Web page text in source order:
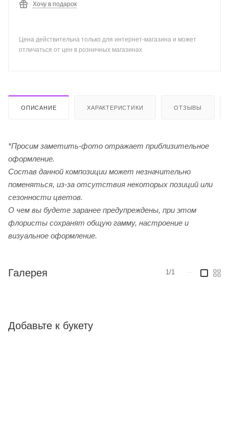
Хочу в подарок
Цена действительна только для интернет-магазина и может
отличаться от цен в розничных магазинах
ОПИСАНИЕ ХАРАКТЕРИСТИКИ ОТЗЫВЫ
*Просим заметить-фото отражает приблизительное
оформление.
Cостав данной композиции может незначительно
поменяться, из-за отсутствия некоторых позиций или
сезонности цветов.
О чем вы будете заранее предупреждены, при этом
флористы сохранят общую гамму, настроение и
визуальное оформление.
Галерея 1/1
Добавьте к букету